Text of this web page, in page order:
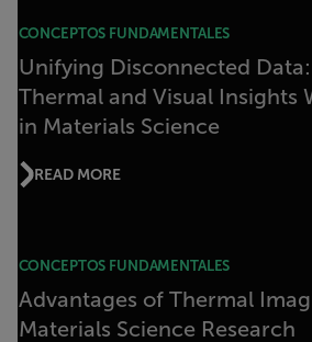
CONCEPTOS FUNDAMENTALES
Unifying Disconnected
Thermal and Visual Insights
in Materials Science
READ MORE
CONCEPTOS FUNDAMENTALES
Advantages of Thermal
Materials Science Research